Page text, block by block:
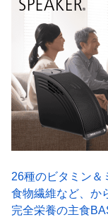
26種のビタミン＆
食物繊維など、か
完全栄養の主食